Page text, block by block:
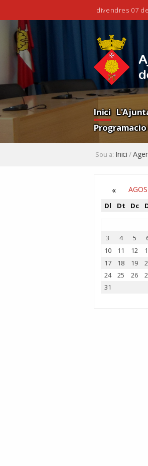
divendres 07
al
contingut.
Salta
a
la
navegació
personals
Inici
Programacio
Sou a: Inici /
«
Dl Dt Dc
3
4 5
10
11 12
17
18 19
24
25 26
31